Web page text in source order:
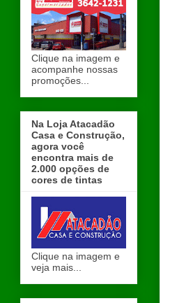
Clique na imagem e
acompanhe nossas
promoções...
Na Loja Atacadão
Casa e Construção,
agora você
encontra mais de
2.000 opções de
cores de tintas
Clique na imagem e
veja mais...